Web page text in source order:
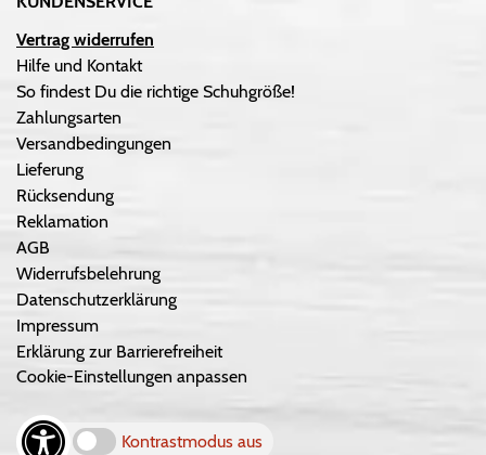
Vertrag widerrufen
Hilfe und Kontakt
So findest Du die richtige Schuhgröße!
Zahlungsarten
Versandbedingungen
Lieferung
Rücksendung
Reklamation
AGB
Widerrufsbelehrung
Datenschutzerklärung
Impressum
Erklärung zur Barrierefreiheit
Cookie-Einstellungen anpassen
Kontrastmodus aus